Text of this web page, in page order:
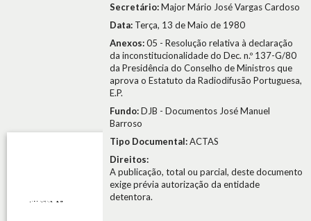
Secretário:Major Mário José Vargas Cardoso
Data: Terça, 13 de Maio de 1980
Anexos:05 - Resolução relativa à declaração
da inconstitucionalidade do Dec. n.º 137-G/80
da Presidência do Conselho de Ministros que
aprova o Estatuto da Radiodifusão Portuguesa,
E.P.
Fundo:DJB - Documentos José Manuel
Barroso
Tipo Documental:ACTAS
Direitos:
A publicação, total ou parcial, deste documento
exige prévia autorização da entidade
detentora.